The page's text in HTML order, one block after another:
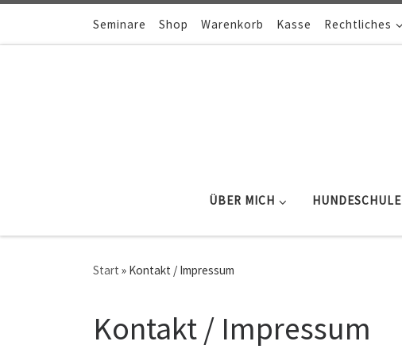
Zum Inhalt springen
Seminare Shop Warenkorb Kasse Rechtliches
ÜBER MICH HUNDESCHULE
Start » Kontakt / Impressum
Kontakt / Impressum